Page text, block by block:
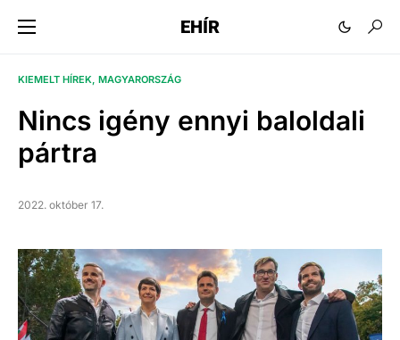
EHÍR
KIEMELT HÍREK MAGYARORSZÁG
Nincs igény ennyi baloldali
pártra
2022. október 17.